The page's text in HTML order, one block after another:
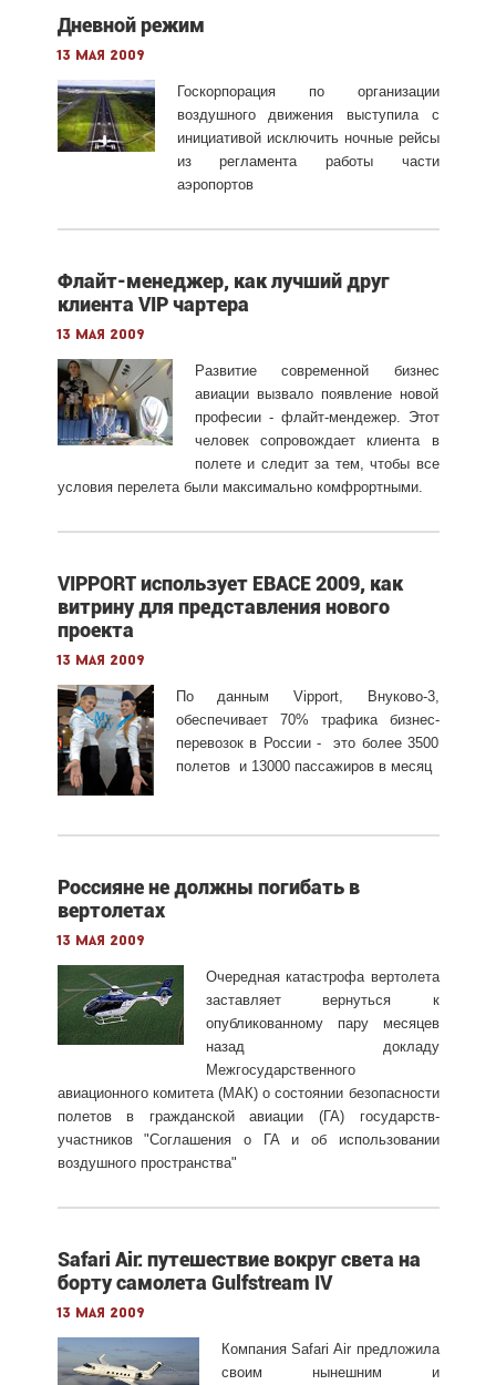
Дневной режим
13 мая 2009
Госкорпорация по организации
воздушного движения выступила с
инициативой исключить ночные рейсы
из регламента работы части
аэропортов
Флайт-менеджер, как лучший друг
клиента VIP чартера
13 мая 2009
Развитие современной бизнес
авиации вызвало появление новой
професии - флайт-мендежер. Этот
человек сопровождает клиента в
полете и следит за тем, чтобы все
условия перелета были максимально комфрортными.
VIPPORT использует EBACE 2009, как
витрину для представления нового
проекта
13 мая 2009
По данным Vipport, Внуково-3,
обеспечивает 70% трафика бизнес-
перевозок в России - это более 3500
полетов и 13000 пассажиров в месяц
Россияне не должны погибать в
вертолетах
13 мая 2009
Очередная катастрофа вертолета
заставляет вернуться к
опубликованному пару месяцев
назад докладу
Межгосударственного
авиационного комитета (МАК) о состоянии безопасности
полетов в гражданской авиации (ГА) государств-
участников "Соглашения о ГА и об использовании
воздушного пространства"
Safari Air: путешествие вокруг света на
борту самолета Gulfstream IV
13 мая 2009
Компания Safari Air предложила
своим нынешним и